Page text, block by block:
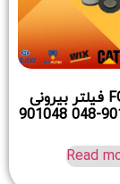
FG Wilson فیلتر بیرونی
Read